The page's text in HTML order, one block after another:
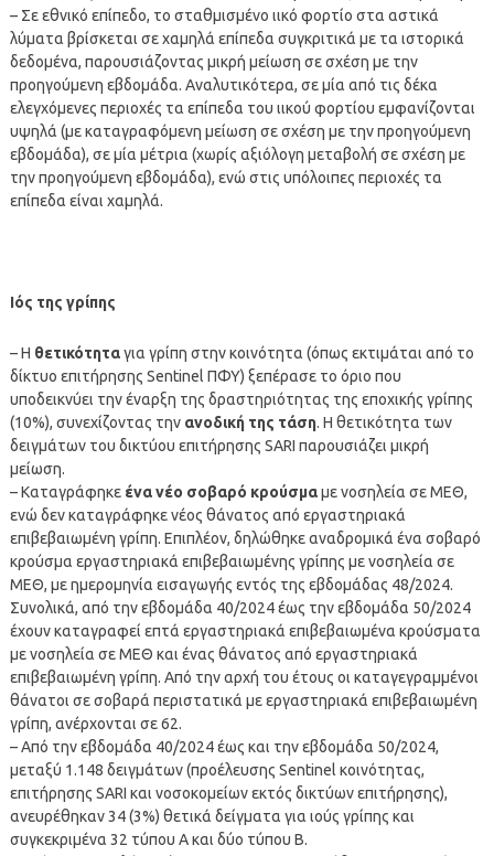
– Σε εθνικό επίπεδο, το σταθμισμένο ιικό φορτίο στα αστικά
λύματα βρίσκεται σε χαμηλά επίπεδα συγκριτικά με τα ιστορικά
δεδομένα, παρουσιάζοντας μικρή μείωση σε σχέση με την
προηγούμενη εβδομάδα. Αναλυτικότερα, σε μία από τις δέκα
ελεγχόμενες περιοχές τα επίπεδα του ιικού φορτίου εμφανίζονται
υψηλά (με καταγραφόμενη μείωση σε σχέση με την προηγούμενη
εβδομάδα), σε μία μέτρια (χωρίς αξιόλογη μεταβολή σε σχέση με
την προηγούμενη εβδομάδα), ενώ στις υπόλοιπες περιοχές τα
επίπεδα είναι χαμηλά.
Ιός της γρίπης
– Η θετικότηταγια γρίπη στην κοινότητα (όπως εκτιμάται από το
δίκτυο επιτήρησης Sentinel ΠΦΥ) ξεπέρασε το όριο που
υποδεικνύει την έναρξη της δραστηριότητας της εποχικής γρίπης
(10%), συνεχίζοντας την ανοδική της τάση. Η θετικότητα των
δειγμάτων του δικτύου επιτήρησης SARI παρουσιάζει μικρή
μείωση.
– Καταγράφηκε ένα νέο σοβαρό κρούσμαμε νοσηλεία σε ΜΕΘ,
ενώ δεν καταγράφηκε νέος θάνατος από εργαστηριακά
επιβεβαιωμένη γρίπη. Επιπλέον, δηλώθηκε αναδρομικά ένα σοβαρό
κρούσμα εργαστηριακά επιβεβαιωμένης γρίπης με νοσηλεία σε
ΜΕΘ, με ημερομηνία εισαγωγής εντός της εβδομάδας 48/2024.
Συνολικά, από την εβδομάδα 40/2024 έως την εβδομάδα 50/2024
έχουν καταγραφεί επτά εργαστηριακά επιβεβαιωμένα κρούσματα
με νοσηλεία σε ΜΕΘ και ένας θάνατος από εργαστηριακά
επιβεβαιωμένη γρίπη. Από την αρχή του έτους οι καταγεγραμμένοι
θάνατοι σε σοβαρά περιστατικά με εργαστηριακά επιβεβαιωμένη
γρίπη, ανέρχονται σε 62.
– Από την εβδομάδα 40/2024 έως και την εβδομάδα 50/2024,
μεταξύ 1.148 δειγμάτων (προέλευσης Sentinel κοινότητας,
επιτήρησης SARI και νοσοκομείων εκτός δικτύων επιτήρησης),
ανευρέθηκαν 34 (3%) θετικά δείγματα για ιούς γρίπης και
συγκεκριμένα 32 τύπου Α και δύο τύπου Β.